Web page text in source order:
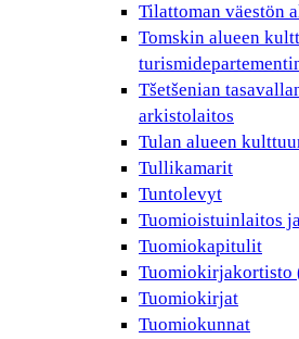
Tilattoman väestön
Tomskin alueen
Tšetšenian
arkistolaitos
Tulan alueen
Tullikamarit
Tuntolevyt
Tuomioistuinlaitos
Tuomiokapitulit
Tuomiokirjakortisto
Tuomiokirjat
Tuomiokunnat